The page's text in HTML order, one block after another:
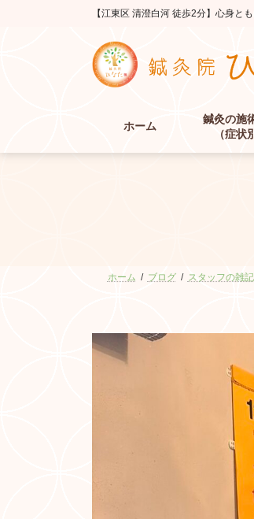
プ
動
【江東区 清澄白河 徒歩2分】心身と
ホーム
鍼灸の施
（症状
ホーム ブログ スタッフの雑記